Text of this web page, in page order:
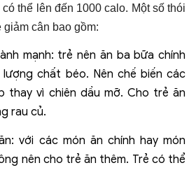
thể lên đến 1000 calo. Một số thói
cân bao gồm:
mạnh: trẻ nên ăn ba bữa chính
lượng chất béo. Nên chế biến các
thay vì chiên dầu mỡ. Cho trẻ ăn
rau củ.
với các món ăn chính hay món
nên cho trẻ ăn thêm. Trẻ có thể